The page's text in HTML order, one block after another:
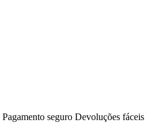
Pagamento seguro Devoluções fáceis